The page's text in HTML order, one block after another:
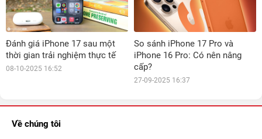
Đánh giá iPhone 17 sau một
thời gian trải nghiệm thực tế
08-10-2025 16:52
So sánh iPhone 17 Pro và
iPhone 16 Pro: Có nên nâng
cấp?
27-09-2025 16:37
Về chúng tôi